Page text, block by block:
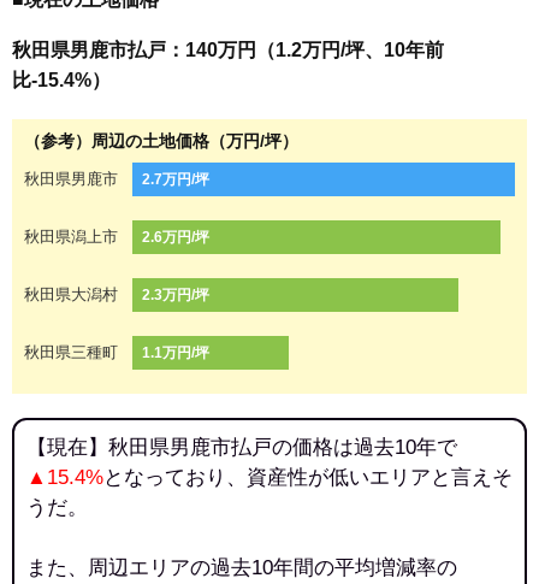
秋田県男鹿市払戸：140万円（1.2万円/坪、10年前
比-15.4%）
（参考）周辺の土地価格（万円/坪）
秋田県男鹿市 2.7万円/坪
秋田県潟上市 2.6万円/坪
秋田県大潟村 2.3万円/坪
秋田県三種町 1.1万円/坪
【現在】秋田県男鹿市払戸の価格は過去10年で
▲15.4%となっており、資産性が低いエリアと言えそ
うだ。
また、周辺エリアの過去10年間の平均増減率の